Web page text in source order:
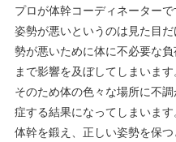
プロが体幹コーディネーターで
姿勢が悪いというのは見た目
勢が悪いために体に不必要な
まで影響を及ぼしてしまいます
そのため体の色々な場所に不
症する結果になってしまいます
体幹を鍛え、正しい姿勢を保